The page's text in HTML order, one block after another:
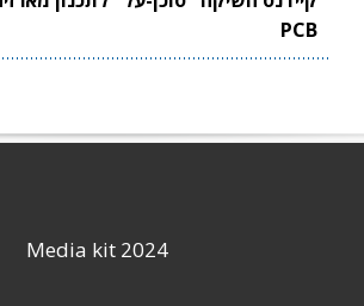
PCB
Media kit 2024